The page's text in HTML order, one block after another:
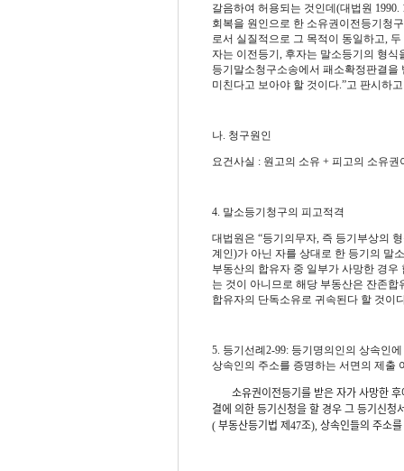
갈음하여 허용되는 것인데(대법원
회복을 원인으로 한 소유권이전등기청
로서 실질적으로 그 목적이 동일하고,
자는 이전등기, 후자는 말소등기의 형
등기말소청구소송에서 패소확정판결
미친다고 보아야 할 것이다.”고 판시하
나. 청구원인
요건사실 : 원고의 소유 + 피고의 소유
4. 말소등기청구의 피고적격
대법원은 “등기의무자, 즉 등기부상의
계인)가 아닌 자를 상대로 한 등기의 말
부동산의 합유자 중 일부가 사망한 경
는 것이 아니므로 해당 부동산은 잔존
합유자의 단독소유로 귀속된다 할 것이
5. 등기선례2-99: 등기명의인의 상속인
상속인의 주소를 증명하는 서면의 제출
ﾠﾠ소유권이전등기를 받은 자가 사망한
결에 의한 등기신청을 할 경우 그 등기신청
( 부동산등기법 제47조), 상속인들의 주소